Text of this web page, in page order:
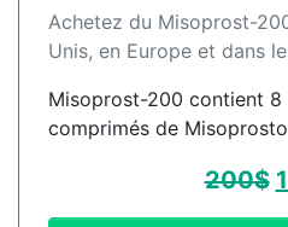
Achetez du Misoprost-
Unis, en Europe et dans
Misoprost-200 contient
comprimés de
200$